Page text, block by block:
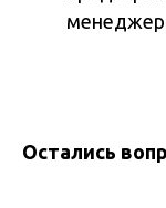
Остались